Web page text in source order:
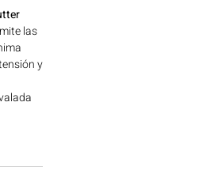
las
y